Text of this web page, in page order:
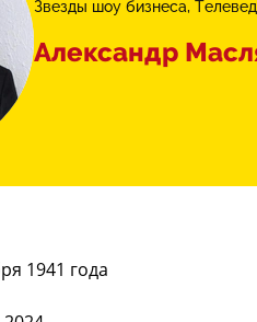
Звезды шоу бизнеса
Александр
1941 года